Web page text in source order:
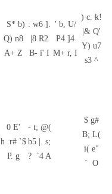
S* b)
Q) n8
A+ Z
: w6 ].
|8 R2
B- i' I
' b, U/
P4 ]4
M+ r, I
) c. k!
|& Q'
Y) u7
s3 ^
0 E'
h r# `$
P. g
- t; @(
b5 |. s;
? `4 A
$ g#
B; L(
i( e"
` O